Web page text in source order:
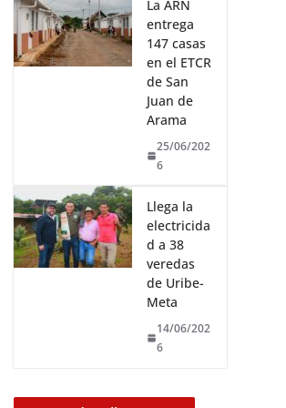
La ARN
entrega
147 casas
en el ETCR
de San
Juan de
Arama
25/06/202
6
Llega la
electricida
d a 38
veredas
de Uribe-
Meta
14/06/202
6